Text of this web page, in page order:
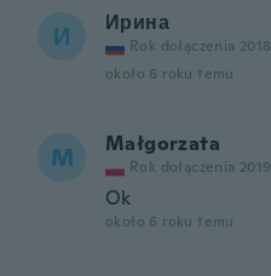
И Ирина
Rok dołączenia 2018
około 6 roku temu
M Małgorzata
Rok dołączenia 2019
Ok
około 6 roku temu